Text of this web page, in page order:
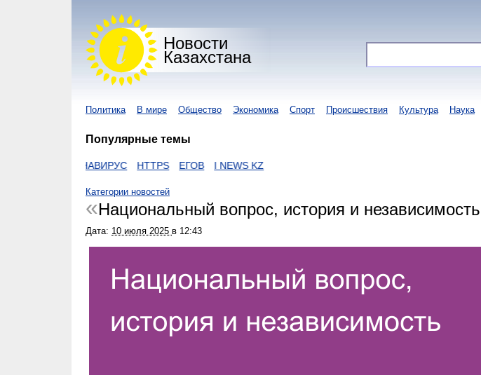
Новости
Казахстана
Политика В мире Общество Экономика Спорт Происшествия Культура Наука
Популярные темы
КОРОНАВИРУС HTTPS ЕГОВ I NEWS KZ
Категории новостей
Национальный вопрос, история и независимость
Дата: 10 июля 2025 в 12:43